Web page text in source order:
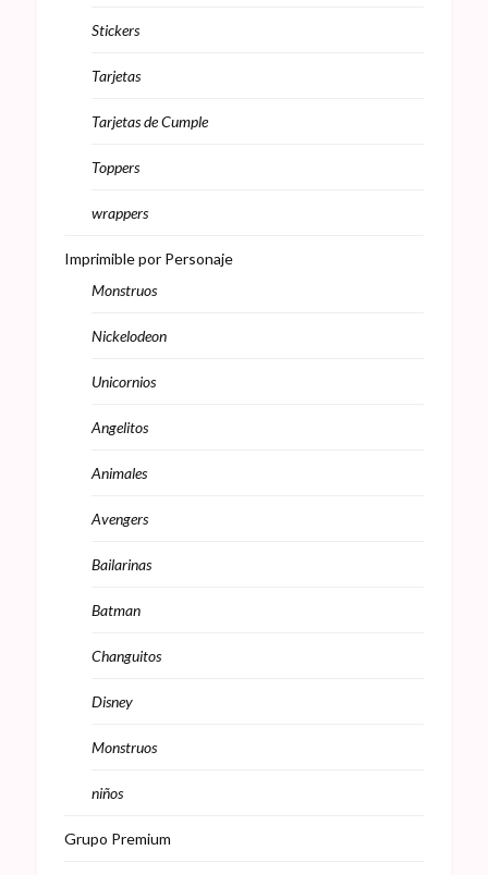
Stickers
Tarjetas
Tarjetas de Cumple
Toppers
wrappers
Imprimible por Personaje
Monstruos
Nickelodeon
Unicornios
Angelitos
Animales
Avengers
Bailarinas
Batman
Changuitos
Disney
Monstruos
niños
Grupo Premium